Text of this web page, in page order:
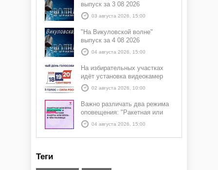
выпуск за 3 08 2026
03 августа 2026, 15:00
"На Викуловской волне"
выпуск за 4 08 2026
04 августа 2026, 15:00
На избирательных участках
идёт установка видеокамер
02 августа 2026, 10:00
Важно различать два режима
оповещения: "Ракетная или
БПЛА опасность" и "Угроза
атаки ракеты или БПЛА"
04 августа 2026, 15:00
Теги